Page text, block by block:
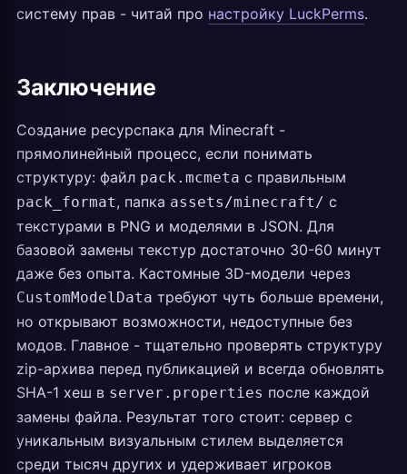
систему прав - читай про настройку LuckPerms.
Заключение
Создание ресурспака для Minecraft -
прямолинейный процесс, если понимать
структуру: файл pack.mcmeta с правильным
pack_format, папка assets/minecraft/ с
текстурами в PNG и моделями в JSON. Для
базовой замены текстур достаточно 30-60 минут
даже без опыта. Кастомные 3D-модели через
CustomModelData требуют чуть больше времени,
но открывают возможности, недоступные без
модов. Главное - тщательно проверять структуру
zip-архива перед публикацией и всегда обновлять
SHA-1 хеш в server.properties после каждой
замены файла. Результат того стоит: сервер с
уникальным визуальным стилем выделяется
среди тысяч других и удерживает игроков